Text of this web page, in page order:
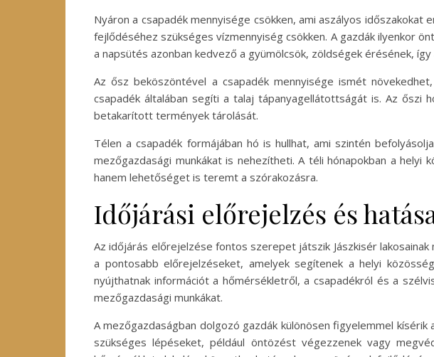
Nyáron a csapadék mennyisége csökken, ami aszályos
fejlődéséhez szükséges vízmennyiség csökken. A gazdák ilyenkor
a napsütés azonban kedvező a gyümölcsök, zöldségek érésének,
Az ősz beköszöntével a csapadék mennyisége ismét
csapadék általában segíti a talaj tápanyagellátottságát is. Az őszi
betakarított termények tárolását.
Télen a csapadék formájában hó is hullhat, ami szintén
mezőgazdasági munkákat is nehezítheti. A téli hónapokban a
hanem lehetőséget is teremt a szórakozásra.
Időjárási előrejelzés és
Az időjárás előrejelzése fontos szerepet játszik Jászkisér
a pontosabb előrejelzéseket, amelyek segítenek a helyi
nyújthatnak információt a hőmérsékletről, a csapadékról és a
mezőgazdasági munkákat.
A mezőgazdaságban dolgozó gazdák különösen figyelemmel
szükséges lépéseket, például öntözést végezzenek vagy